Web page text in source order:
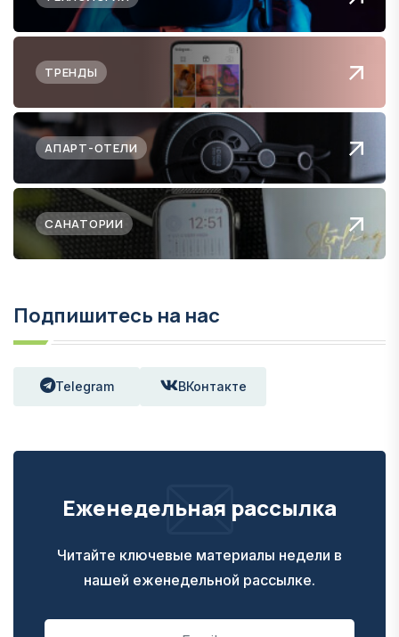
ТРЕНДЫ
АПАРТ-ОТЕЛИ
САНАТОРИИ
Подпишитесь на нас
Telegram ВКонтакте
Еженедельная рассылка
Читайте ключевые материалы недели в
нашей еженедельной рассылке.